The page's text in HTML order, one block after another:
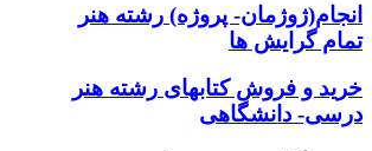
انجام(ژوژمان- پروژه) رشته هنر
تمام گرایش ها
خرید و فروش کتابهای رشته هنر
درسی- دانشگاهی